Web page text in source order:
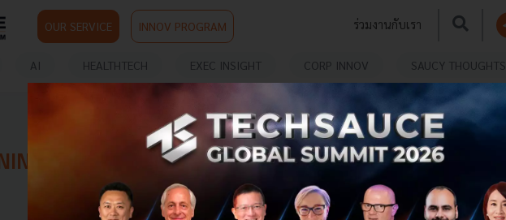
OUR SERVICE INNOV PROGRAM ร่วมงานกับเรา
AI HEALTHTECH EXEC INSIGHT CORP INNOV SAUCY THOUGHTS
SCIENCE & TECHNOLOGY INTO